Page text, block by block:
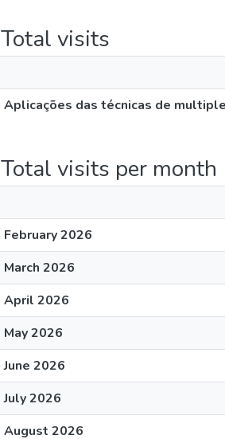
Total visits
Aplicações das técnicas de
Total visits per month
February 2026
March 2026
April 2026
May 2026
June 2026
July 2026
August 2026